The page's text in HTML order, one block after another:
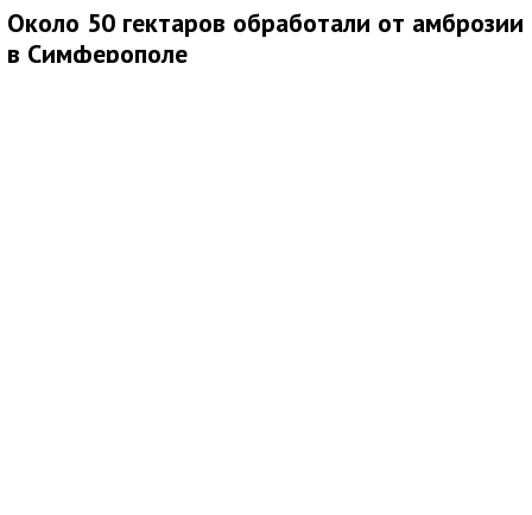
Около 50 гектаров обработали от амброзии
в Симферополе